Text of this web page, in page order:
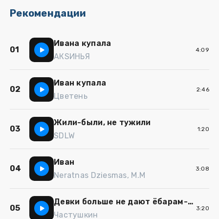
Рекомендации
01
Ивана купала
АКSИНЬЯ
4:09
02
Иван купала
Цветень
2:46
03
Жили-были, не тужили
SDLW
1:20
04
Иван
Neratnas Dziesmas, M.M
3:08
05
Девки больше не дают ёбарам-бездельникам
Частушкин
3:20